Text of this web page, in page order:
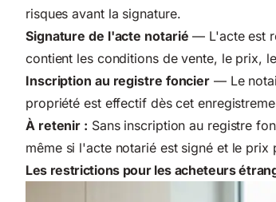
risques avant la signature.
Signature de l'acte notarié — L'acte est
contient les conditions de vente, le prix,
Inscription au registre foncier — Le
propriété est effectif dès cet
À retenir : Sans inscription au registre
même si l'acte notarié est signé et le prix
Les restrictions pour les acheteurs